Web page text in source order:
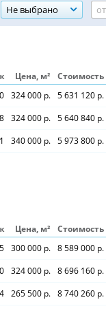
Не выбрано
Цена, м² Стоимость
324 000 р. 5 631 120 р.
324 000 р. 5 640 840 р.
340 000 р. 5 973 800 р.
Цена, м² Стоимость
300 000 р. 8 589 000 р.
324 000 р. 8 696 160 р.
265 500 р. 8 740 260 р.